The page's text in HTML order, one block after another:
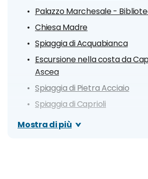
Palazzo Marchesale -
Chiesa Madre
Spiaggia di Acquabianca
Escursione nella costa da
Ascea
Spiaggia di Pietra Acciaio
Spiaggia di Caprioli
Grotte Marine di Capo Palinuro
Mostra di più